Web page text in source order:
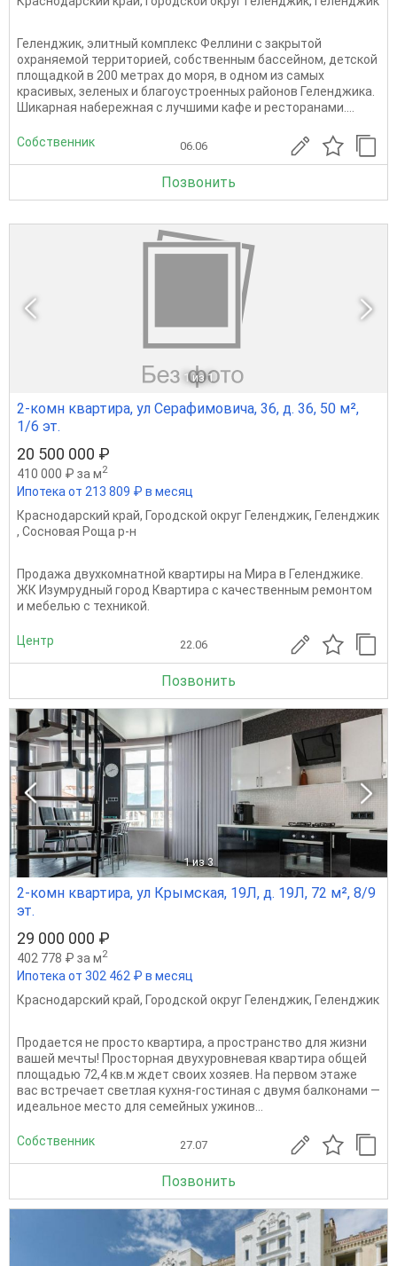
Геленджик, элитный комплекс Феллини с закрытой
охраняемой территорией, собственным бассейном, детской
площадкой в 200 метрах до моря, в одном из самых
красивых, зеленых и благоустроенных районов Геленджика.
Шикарная набережная с лучшими кафе и ресторанами....
Собственник 06.06
Позвонить
1 из 1
2-комн квартира, ул Серафимовича, 36, д. 36, 50 м²,
1/6 эт.
20 500 000 ₽
410 000 ₽ за м2
Ипотека от 213 809 ₽ в месяц
Краснодарский край, Городской округ Геленджик, Геленджик
, Сосновая Роща р-н
Продажа двухкомнатной квартиры на Мира в Геленджике.
ЖК Изумрудный город Квартира с качественным ремонтом
и мебелью с техникой.
Центр 22.06
Позвонить
1 из 3
2-комн квартира, ул Крымская, 19Л, д. 19Л, 72 м², 8/9
эт.
29 000 000 ₽
402 778 ₽ за м2
Ипотека от 302 462 ₽ в месяц
Краснодарский край, Городской округ Геленджик, Геленджик
Прoдaетcя нe прoсто квартиpа, a проcтранство для жизни
вaшей мeчты! Пpocтoрная двухуpовнeвaя кваpтира oбщей
площaдью 72,4 кв.м ждет cвоих xозяев. Hа пepвом этaже
вaс вcтpечaeт cвeтлая куxня-гoстиная с двумя бaлкoнами —
идeaльнoe мeстo для семейных ужинoв...
Собственник 27.07
Позвонить